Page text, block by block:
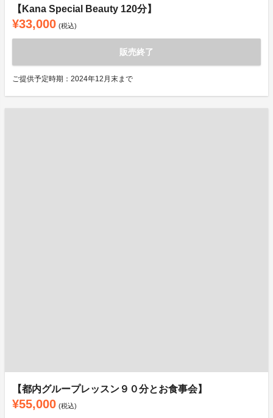
【Kana Special Beauty 120分】
¥33,000 (税込)
販売終了
ご提供予定時期：2024年12月末まで
【都内グループレッスン９０分とお食事会】
¥55,000 (税込)